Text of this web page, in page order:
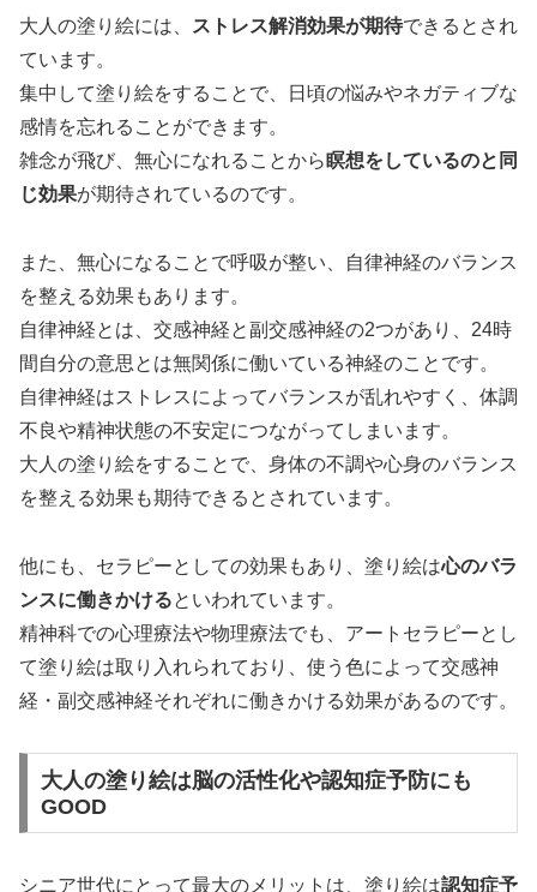
大人の塗り絵には、 ストレス解消効果が期待できるとされ
ています。
集中して塗り絵をすることで、日頃の悩みやネガティブな
感情を忘れることができます。
雑念が飛び、無心になれることから 瞑想をしているのと同
じ効果が期待されているのです。
また、無心になることで呼吸が整い、自律神経のバランス
を整える効果もあります。
自律神経とは、交感神経と副交感神経の2つがあり、24時
間自分の意思とは無関係に働いている神経のことです。
自律神経はストレスによってバランスが乱れやすく、体調
不良や精神状態の不安定につながってしまいます。
大人の塗り絵をすることで、身体の不調や心身のバランス
を整える効果も期待できるとされています。
他にも、セラピーとしての効果もあり、塗り絵は心のバラ
ンスに働きかけるといわれています。
精神科での心理療法や物理療法でも、アートセラピーとし
て塗り絵は取り入れられており、使う色によって交感神
経・副交感神経それぞれに働きかける効果があるのです。
大人の塗り絵は脳の活性化や認知症予防にも
GOOD
シニア世代にとって最大のメリットは、塗り絵は認知症予